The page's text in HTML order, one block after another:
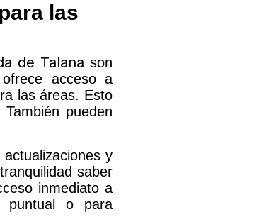
las
de Talana son
acceso a
las áreas. Esto
pueden
y
saber
inmediato a
puntual o para